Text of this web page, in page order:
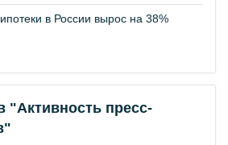
в России вырос на 38%
"Активность пресс-